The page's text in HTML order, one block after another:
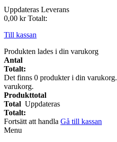
Uppdateras Leverans
0,00 kr Totalt:
Till kassan
Produkten lades i din varukorg
Antal
Totalt:
Det finns 0 produkter i din varukorg.
varukorg.
Produkttotal
Total Uppdateras
Totalt:
Fortsätt att handla Gå till kassan
Menu